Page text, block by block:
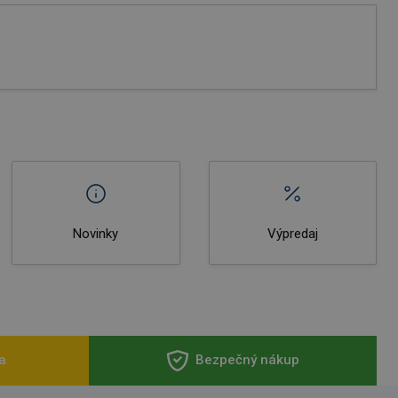
Novinky Výpredaj
Bezpečný nákup